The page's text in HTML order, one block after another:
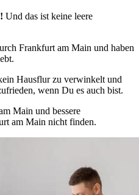
Und das ist keine leere
Frankfurt am Main und haben
Hausflur zu verwinkelt und
wenn Du es auch bist.
Main und bessere
am Main nicht finden.